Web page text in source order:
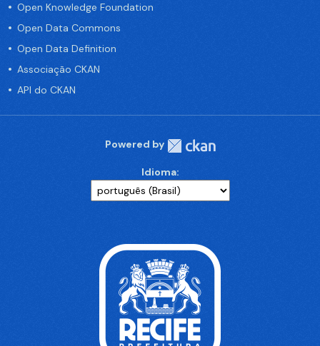
Open Knowledge Foundation
Open Data Commons
Open Data Definition
Associação CKAN
API do CKAN
Powered by
Idioma